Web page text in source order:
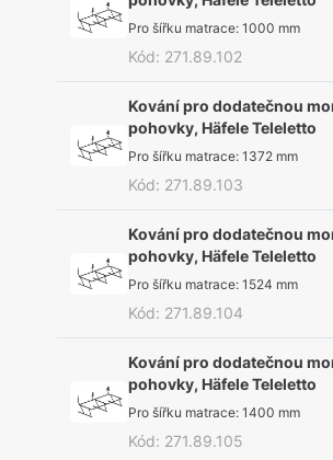
Pro šířku matrace: 1000 mm
Kód: 271.89.102
Kování pro dodatečnou
pohovky, Häfele Teleletto
Pro šířku matrace: 1372 mm
Kód: 271.89.103
Kování pro dodatečnou
pohovky, Häfele Teleletto
Pro šířku matrace: 1524 mm
Kód: 271.89.104
Kování pro dodatečnou
pohovky, Häfele Teleletto
Pro šířku matrace: 1400 mm
Kód: 271.89.105